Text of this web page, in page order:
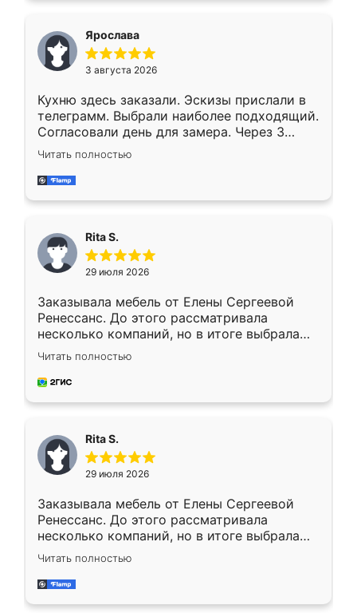
Ярослава
3 августа 2026
Кухню здесь заказали. Эскизы прислали в
телеграмм. Выбрали наиболее подходящий.
Согласовали день для замера. Через 3
недели кухня была уже готова. Остались
довольны работой. Спасибо Ренессанс
мебель за качественную работу!
Читать полностью
Rita S.
29 июля 2026
Заказывала мебель от Елены Сергеевой
Ренессанс. До этого рассматривала
несколько компаний, но в итоге выбрала
эту. Сначала обговорили условия, потом
приехал замерщик, всё спокойно объяснил
и снял размеры. Изготовили в срок, с
каких-либо доработок. Качеством осталась
довольна, все выглядит так, как и ожидала.
Читать полностью
Rita S.
29 июля 2026
Заказывала мебель от Елены Сергеевой
Ренессанс. До этого рассматривала
несколько компаний, но в итоге выбрала
эту. Сначала обговорили условия, потом
приехал замерщик, всё спокойно объяснил
и снял размеры. Изготовили в срок, с
Читать полностью